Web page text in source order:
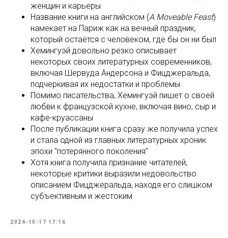
женщин и карьеры
Название книги на английском (A Moveable Feast)
намекает на Париж как на вечный праздник,
который остаётся с человеком, где бы он ни был
Хемингуэй довольно резко описывает
некоторых своих литературных современников,
включая Шервуда Андерсона и Фицджеральда,
подчеркивая их недостатки и проблемы
Помимо писательства, Хемингуэй пишет о своей
любви к французской кухне, включая вино, сыр и
кафе-круассаны
После публикации книга сразу же получила успех
и стала одной из главных литературных хроник
эпохи "потерянного поколения"
Хотя книга получила признание читателей,
некоторые критики выразили недовольство
описанием Фицджеральда, находя его слишком
субъективным и жестоким
2024-10-17 17:16